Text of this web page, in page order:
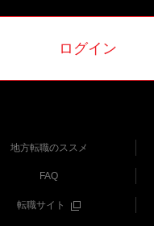
ログイン
地方転職のススメ
FAQ
転職サイト